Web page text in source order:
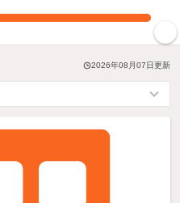
2026年08月07日更新